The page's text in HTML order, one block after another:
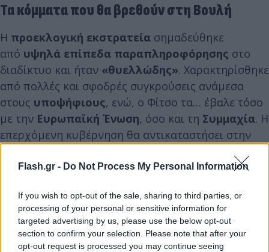
Flash.gr - Do Not Process My Personal Information
If you wish to opt-out of the sale, sharing to third parties, or
processing of your personal or sensitive information for
targeted advertising by us, please use the below opt-out
section to confirm your selection. Please note that after your
opt-out request is processed you may continue seeing
Τα κόμματα που θα βρεθούν στη Βουλή
Η προεκλογική εκστρατεία σημαδεύθηκε
από υψηλά επίπεδα παραπληροφόρησης στο
διαδίκτυο και ήταν «θυελλώδης». Χαρακτηρίσθηκε
από πολλές και σφοδρές συγκρούσεις ανάμεσα
στους υποψήφιους, ενώ, ο Φίτσο τα… έβαλε τόσο
με την Ευρωπαϊκή Ένωση, όσο και τη Συμμαχία. Η
επερχόμενη κυβέρνηση θα αντικαταστήσει στην
μετεβλήθη τρεις φορές σε τρία χρόνια.